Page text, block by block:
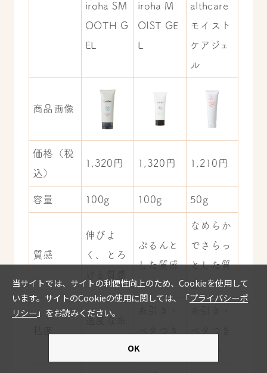
iroha SM
OOTH G
EL
iroha M
OIST GE
L
althcare
モイスト
ケアジェ
ル
商品画像
価格（税
込）
1,320円 1,320円 1,210円
容量 100g 100g 50g
質感
伸びよ
く、とろ
ぷるんと
した質感
なめらか
でさらっ
とした質
感
適度な糸
がない